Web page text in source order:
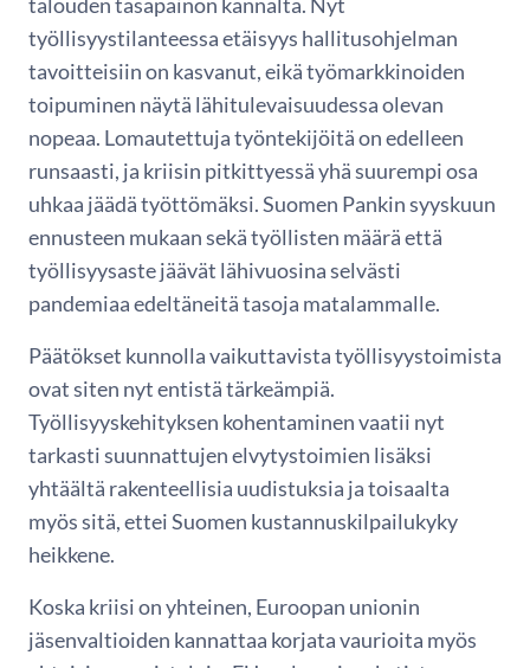
työllisyystilanteessa etäisyys hallitusohjelman
tavoitteisiin on kasvanut, eikä työmarkkinoiden
toipuminen näytä lähitulevaisuudessa olevan
nopeaa. Lomautettuja työntekijöitä on edelleen
runsaasti, ja kriisin pitkittyessä yhä suurempi osa
uhkaa jäädä työttömäksi. Suomen Pankin syyskuun
ennusteen mukaan sekä työllisten määrä että
työllisyysaste jäävät lähivuosina selvästi
pandemiaa edeltäneitä tasoja matalammalle.
Päätökset kunnolla vaikuttavista työllisyystoimista
ovat siten nyt entistä tärkeämpiä.
Työllisyyskehityksen kohentaminen vaatii nyt
tarkasti suunnattujen elvytystoimien lisäksi
yhtäältä rakenteellisia uudistuksia ja toisaalta
myös sitä, ettei Suomen kustannuskilpailukyky
heikkene.
Koska kriisi on yhteinen, Euroopan unionin
jäsenvaltioiden kannattaa korjata vaurioita myös